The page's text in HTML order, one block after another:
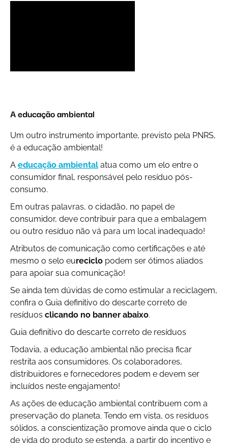
A educação ambiental
Um outro instrumento importante, previsto pela PNRS,
é a educação ambiental!
A educação ambiental atua como um elo entre o
consumidor final, responsável pelo resíduo pós-
consumo.
Em outras palavras, o cidadão, no papel de
consumidor, deve contribuir para que a embalagem
ou outro resíduo não vá para um local inadequado!
Atributos de comunicação como certificações e até
mesmo o selo eureciclo podem ser ótimos aliados
para apoiar sua comunicação!
Se ainda tem dúvidas de como estimular a reciclagem,
confira o Guia definitivo do descarte correto de
resíduos clicando no banner abaixo.
Guia definitivo do descarte correto de resíduos
Todavia, a educação ambiental não precisa ficar
restrita aos consumidores. Os colaboradores,
distribuidores e fornecedores podem e devem ser
incluídos neste engajamento!
As ações de educação ambiental contribuem com a
preservação do planeta. Tendo em vista, os resíduos
sólidos, a conscientização promove ainda que o ciclo
de vida do produto se estenda, a partir do incentivo e